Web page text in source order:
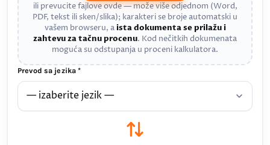
ili prevucite fajlove ovde — može više odjednom (Word,
PDF, tekst ili sken/slika); karakteri se broje automatski u
vašem browseru, aista dokumenta se prilažu i
zahtevu za tačnu procenu. Kod nečitkih dokumenata
moguća su odstupanja u proceni kalkulatora.
Prevod sa jezika *